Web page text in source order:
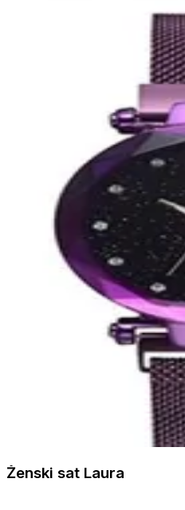
Ženski sat Laura